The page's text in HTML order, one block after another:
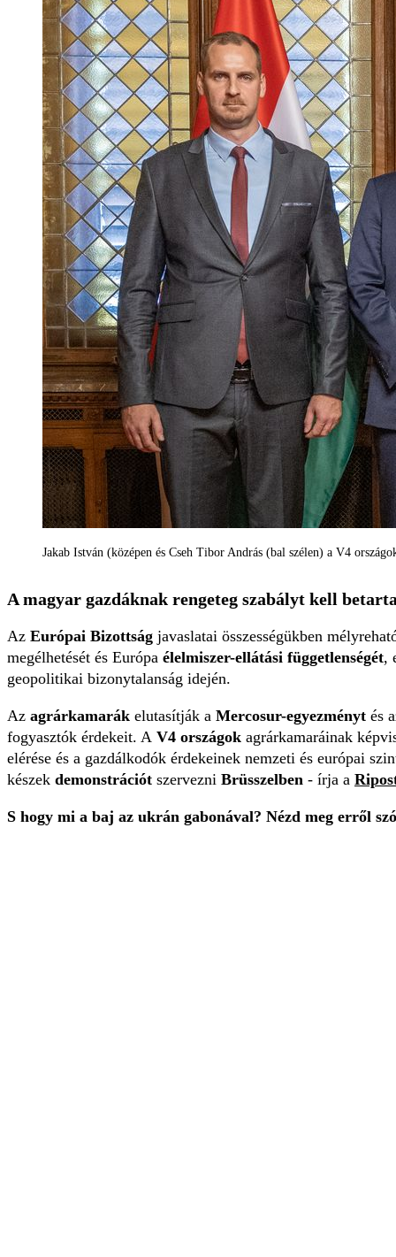
Jakab István (középen és Cseh Tibor András (bal szélen) a V4
A magyar gazdáknak rengeteg szabályt kell
Az Európai Bizottság javaslatai összességükben
megélhetését és Európa élelmiszer-ellátási függetlenségét,
geopolitikai bizonytalanság idején.
Az agrárkamarák elutasítják a Mercosur-egyezményt és
fogyasztók érdekeit. A V4 országok agrárkamaráinak
elérése és a gazdálkodók érdekeinek nemzeti és európai
készek demonstrációt szervezni Brüsszelben - írja a
S hogy mi a baj az ukrán gabonával? Nézd meg erről